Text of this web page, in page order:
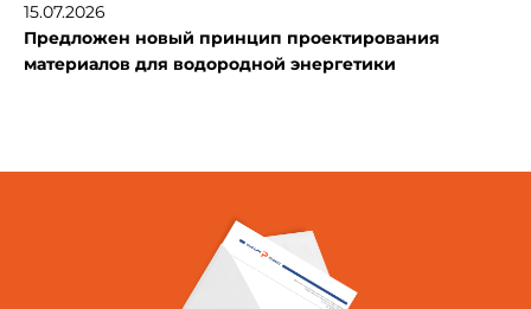
15.07.2026
Предложен новый принцип проектирования
материалов для водородной энергетики